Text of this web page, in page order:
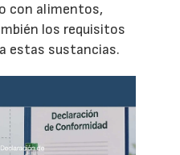
con alimentos,
los requisitos
estas sustancias.